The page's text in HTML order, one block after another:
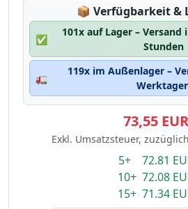
📦 Lagerstatus:
Verfügbarkeit &
✅
101x auf Lager –
Stunden
🚛
119x im Außenlager –
73,55 EUR
Exkl. Umsatzsteuer,
5+ 72.81
10+ 72.08
15+ 71.34